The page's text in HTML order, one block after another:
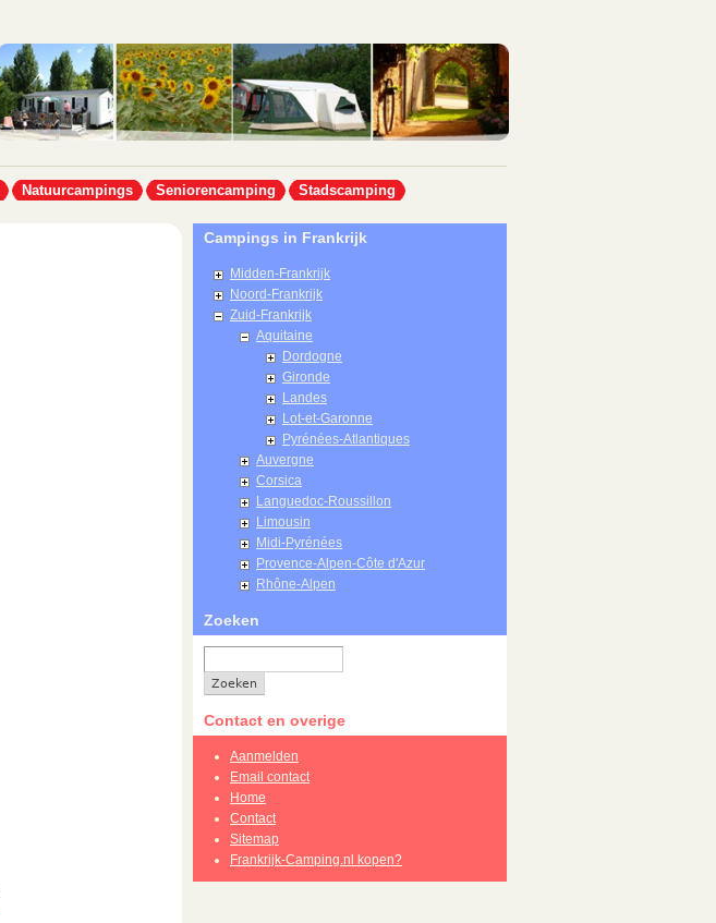
Natuurcampings Seniorencamping Stadscamping
Campings in Frankrijk
Midden-Frankrijk
Noord-Frankrijk
Zuid-Frankrijk
Aquitaine
Dordogne
Gironde
Landes
Lot-et-Garonne
Pyrénées-Atlantiques
Auvergne
Corsica
Languedoc-Roussillon
Limousin
Midi-Pyrénées
Provence-Alpen-Côte d'Azur
Rhône-Alpen
Zoeken
Contact en overige
Aanmelden
Email contact
Home
Contact
Sitemap
Frankrijk-Camping.nl kopen?